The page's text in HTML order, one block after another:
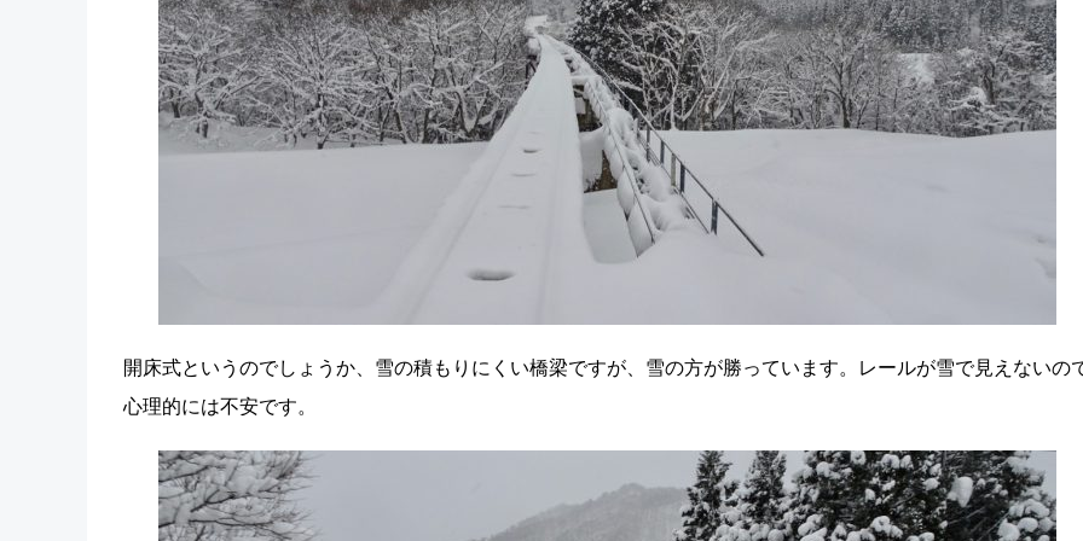
開床式というのでしょうか、雪の積もりにくい橋梁ですが、雪の方が勝っています。レールが雪で見えないの
心理的には不安です。